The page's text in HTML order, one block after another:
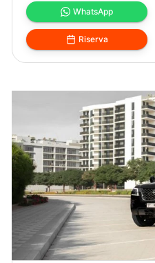
WhatsApp
Riserva